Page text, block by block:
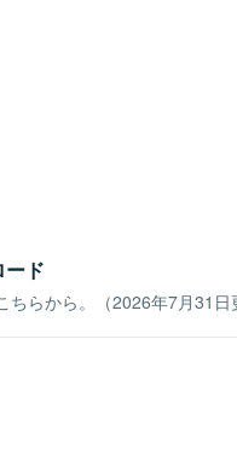
ド
らから。（2026年7月31日